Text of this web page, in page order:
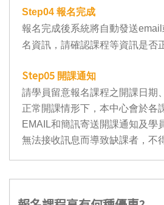
Step04 報名完成
報名完成後系統將自動發送
名資訊，請確認課程等資訊是否
Step05 開課通知
請學員留意報名課程之開課日期
正常開課情形下，本中心會於各
EMAIL和簡訊寄送開課通知及學
無法接收訊息而導致缺課者，不